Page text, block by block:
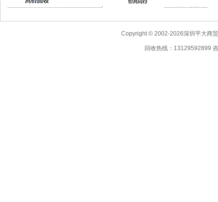
Copyright © 2002-2026深圳平大商
回收热线：13129592899